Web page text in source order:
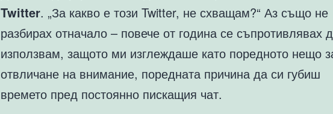
Twitter. „За какво е този Twitter, не схващам?“ Аз също не
разбирах отначало – повече от година се съпротивлявах
използвам, защото ми изглеждаше като поредното нещо
отвличане на внимание, поредната причина да си губиш
времето пред постоянно пискащия чат.